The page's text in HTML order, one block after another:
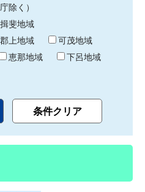
除く）
揖斐地域
郡上地域
可茂地域
恵那地域
下呂地域